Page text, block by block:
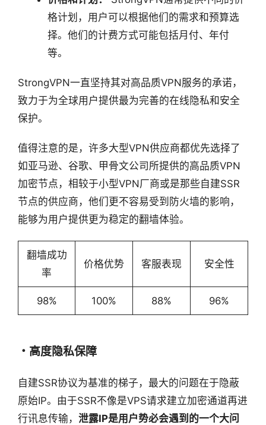
格计划，用户可以根据他们的需求和预算选
择。他们的计费方式可能包括月付、年付
等。
StrongVPN一直坚持其对高品质VPN服务的承诺，
致力于为全球用户提供最为完善的在线隐私和安全
保护。
值得注意的是，许多大型VPN供应商都优先选择了
如亚马逊、谷歌、甲骨文公司所提供的高品质VPN
加密节点，相较于小型VPN厂商或是那些自建SSR
节点的供应商，他们更不容易受到防火墙的影响，
能够为用户提供更为稳定的翻墙体验。
翻墙成功
率
价格优势 客服表现 安全性
98% 100% 88% 96%
・高度隐私保障
自建SSR协议为基准的梯子，最大的问题在于隐蔽
原始IP。由于SSR不像是VPS请求建立加密通道再进
行讯息传输， 泄露IP是用户势必会遇到的一个大问